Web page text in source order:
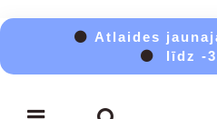
⚫ Atlaides
⚫
līdz -